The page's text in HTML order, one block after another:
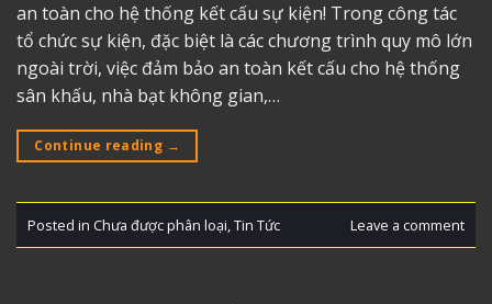
an toàn cho hệ thống kết cấu sự kiện! Trong công tác
tổ chức sự kiện, đặc biệt là các chương trình quy mô lớn
ngoài trời, việc đảm bảo an toàn kết cấu cho hệ thống
sân khấu, nhà bạt không gian,…
Continue reading →
Posted in Chưa được phân loại,Tin Tức Leave a comment